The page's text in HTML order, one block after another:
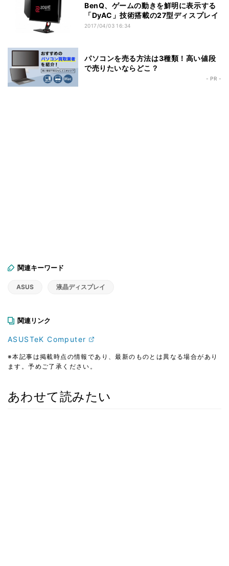
BenQ、ゲームの動きを鮮明に表示する
「DyAC」技術搭載の27型ディスプレイ
2017/04/03 16:34
パソコンを売る方法は3種類！高い値段
で売りたいならどこ？
- PR -
関連キーワード
ASUS 液晶ディスプレイ
関連リンク
ASUSTeK Computer
※本記事は掲載時点の情報であり、最新のものとは異なる場合があり
ます。予めご了承ください。
あわせて読みたい